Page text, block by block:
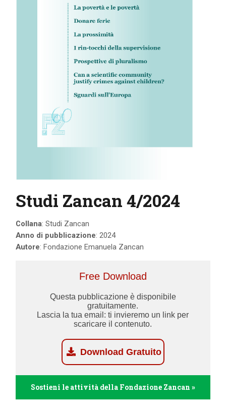
Studi Zancan 4/2024
Collana: Studi Zancan
Anno di pubblicazione: 2024
Autore: Fondazione Emanuela Zancan
Free Download
Questa pubblicazione è disponibile
gratuitamente.
Lascia la tua email: ti invieremo un link per
scaricare il contenuto.
Download Gratuito
Sostieni le attività della Fondazione Zancan »